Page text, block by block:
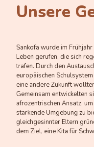
Unsere
Sankofa wurde im
Leben gerufen, die sich
trafen. Durch den
europäischen
eine andere Zukunft
Gemeinsam entwickelten
afrozentrischen Ansatz,
stärkende Umgebung zu
gleichgesinnter Eltern
dem Ziel, eine Kita für